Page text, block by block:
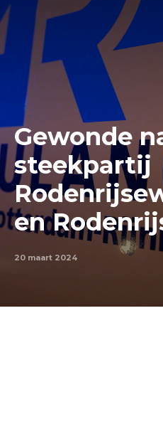
Gewonde
steekpartij
en
20 maart 2024